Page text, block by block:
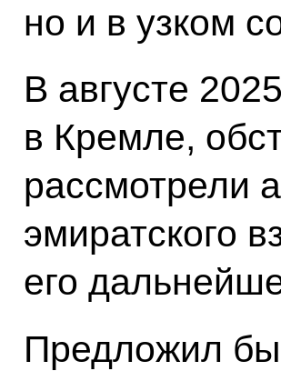
но и в узком
В августе
в Кремле,
рассмотрели
эмиратского
его
Предложил